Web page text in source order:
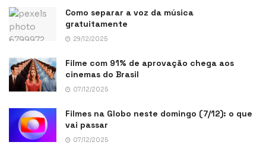
Como separar a voz da música
gratuitamente
29/12/2025
Filme com 91% de aprovação chega aos
cinemas do Brasil
07/12/2025
Filmes na Globo neste domingo (7/12): o que
vai passar
07/12/2025